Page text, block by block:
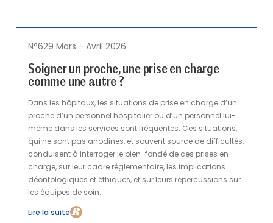
difficilement articulées aux suivis oncologiques. À partir
d’une expérience située au croisement de l’oncologie, du
cet article analyse comment l’invisibilité des séquelles
produit un risque statutaire et fragilise les trajectoires
N°629 Mars - Avril 2026
Soigner un proche, une prise en charge
comme une autre ?
Dans les hôpitaux, les situations de prise en charge d’un
proche d’un personnel hospitalier ou d’un personnel lui-
même dans les services sont fréquentes. Ces situations,
qui ne sont pas anodines, et souvent source de difficultés,
conduisent à interroger le bien-fondé de ces prises en
charge, sur leur cadre réglementaire, les implications
déontologiques et éthiques, et sur leurs répercussions sur
les équipes de soin.
Lire la suite